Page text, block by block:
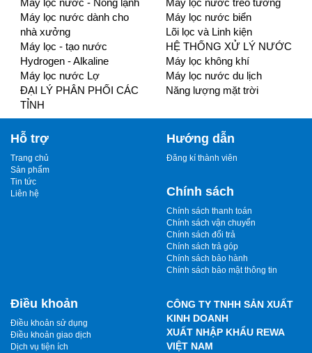
Máy lọc nước - Nóng lạnh
Máy lọc nước treo tường
Máy lọc nước dành cho
nhà xưởng
Máy lọc nước biển
Lõi lọc và Linh kiện
Máy lọc - tạo nước
Hydrogen - Alkaline
HỆ THỐNG XỬ LÝ NƯỚC
Máy lọc không khí
Máy lọc nước Lợ
Máy lọc nước du lịch
ĐẠI LÝ PHÂN PHỐI CÁC
TỈNH
Năng lượng mặt trời
Hỗ trợ
Trang chủ
Sản phẩm
Tin tức
Liên hệ
Hướng dẫn
Đăng kí thành viên
Chính sách
Chính sách thanh toán
Chính sách vận chuyển
Chính sách đổi trả
Chính sách trả góp
Chính sách bảo hành
Chính sách bảo mật thông tin
Điều khoản
Điều khoản sử dụng
Điều khoản giao dịch
Dịch vụ tiện ích
CÔNG TY TNHH SẢN XUẤT
KINH DOANH
XUẤT NHẬP KHẨU REWA
VIỆT NAM